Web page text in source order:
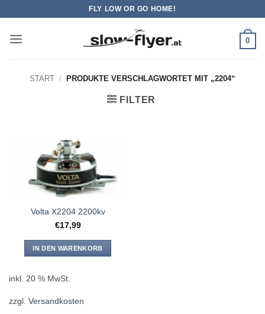
springen
FLY LOW OR GO HOME!
0
START / PRODUKTE VERSCHLAGWORTET MIT „2204“
FILTER
Volta X2204 2200kv
€17,99
IN DEN WARENKORB
inkl. 20 % MwSt.
zzgl. Versandkosten